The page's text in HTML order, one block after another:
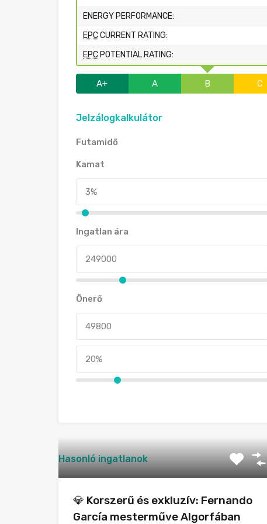
ENERGY PERFORMANCE:
EPCCURRENT RATING:
EPC POTENTIAL RATING:
A+ A B C
Jelzálogkalkulátor
Futamidő
Kamat
Ingatlan ára
Önerő
Hasonló ingatlanok
💎 Korszerű és exkluzív: Fernando
García mesterműve Algorfában